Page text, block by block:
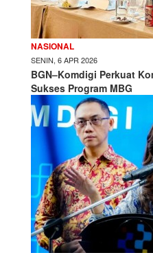
NASIONAL
SENIN, 6 APR 2026
BGN–Komdigi Perkuat
Sukses Program MBG